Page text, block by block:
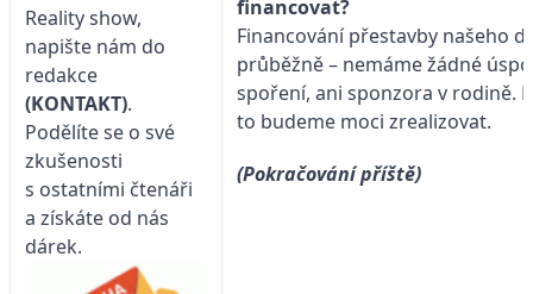
Reality show,
napište nám do
redakce
(KONTAKT).
Podělíte se o své
zkušenosti
s ostatními čtenáři
a získáte od nás
dárek.
financovat?
Financování přestavby našeho
průběžně – nemáme žádné
spoření, ani sponzora v rodině.
to budeme moci zrealizovat.
(Pokračování příště)